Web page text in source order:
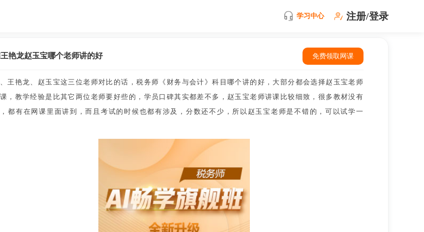
学习中心 注册/登录
艳龙赵玉宝哪个老师讲的好 免费领取网课
王艳龙、赵玉宝这三位老师对比的话，税务师《财务与会计》科目哪个讲的好，大部分都会选择赵玉宝老师
，教学经验是比其它两位老师要好些的，学员口碑其实都差不多，赵玉宝老师讲课比较细致，很多教材没有
都有在网课里面讲到，而且考试的时候也都有涉及，分数还不少，所以赵玉宝老师是不错的，可以试学一